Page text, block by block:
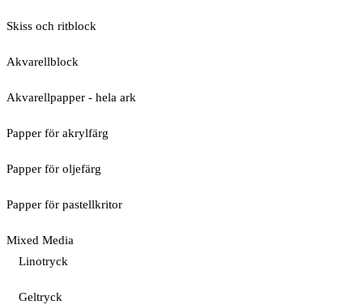
Skiss och ritblock
Akvarellblock
Akvarellpapper - hela ark
Papper för akrylfärg
Papper för oljefärg
Papper för pastellkritor
Mixed Media
Linotryck
Geltryck